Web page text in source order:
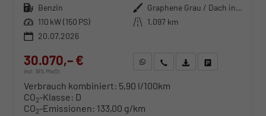
Kraftstoff Benzin Außenfarbe
Graphene Grau / Dach in Midnight Schwarz Metallic
Leistung 110 kW (150 PS) Kilometerstand 1.097 km
20.07.2026
30.070,– €
incl. 19% MwSt.
WhatsApp anfragen
Wir rufen Sie anFahrzeugexposé (PDF)
Verbrauch kombiniert: 5,90 l/100km
CO2-Klasse: D
CO2-Emissionen: 133,00 g/km